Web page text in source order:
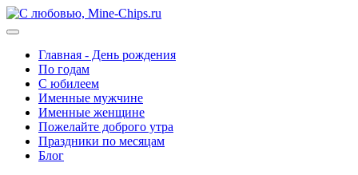
Главная - День рождения
По годам
С юбилеем
Именные мужчине
Именные женщине
Пожелайте доброго утра
Праздники по месяцам
Блог